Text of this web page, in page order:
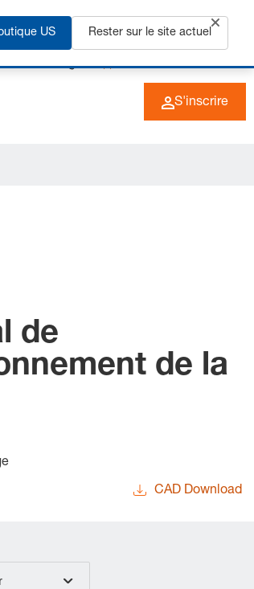
+49 (0) 6266 73-0 FR
S'inscrire
de
de la
CAD Download
US Rester sur le site actuel